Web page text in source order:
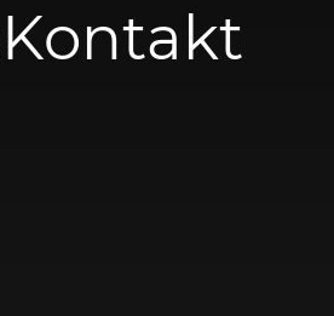
Kontakt